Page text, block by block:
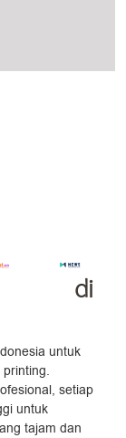
di
untuk
setiap
untuk
tajam dan